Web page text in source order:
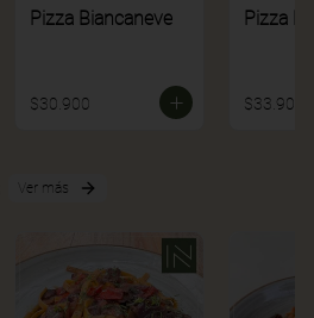
Pizza Biancaneve
$30.900
Pizza
$33.900
Ver más